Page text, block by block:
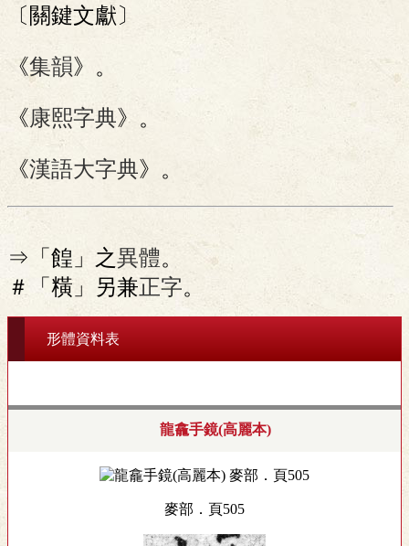
〔關鍵文獻〕
《集韻》。
《康熙字典》。
《漢語大字典》。
⇒「餭」之異體。
＃「䊣」另兼正字。
形體資料表
龍龕手鏡(高麗本)
麥部．頁505